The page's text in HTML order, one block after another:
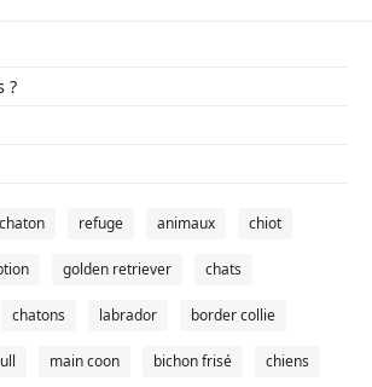
?
chaton refuge animaux chiot
golden retriever chats
chatons labrador border collie
main coon bichon frisé chiens